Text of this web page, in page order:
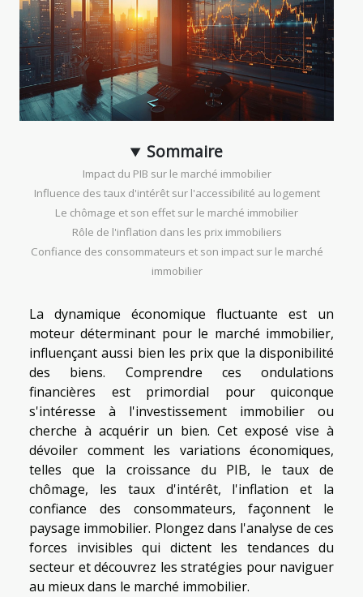
Sommaire
Impact du PIB sur le marché immobilier
Influence des taux d'intérêt sur l'accessibilité au logement
Le chômage et son effet sur le marché immobilier
Rôle de l'inflation dans les prix immobiliers
Confiance des consommateurs et son impact sur le marché
immobilier
La dynamique économique fluctuante est un
moteur déterminant pour le marché immobilier,
influençant aussi bien les prix que la disponibilité
des biens. Comprendre ces ondulations
financières est primordial pour quiconque
s'intéresse à l'investissement immobilier ou
cherche à acquérir un bien. Cet exposé vise à
dévoiler comment les variations économiques,
telles que la croissance du PIB, le taux de
chômage, les taux d'intérêt, l'inflation et la
confiance des consommateurs, façonnent le
paysage immobilier. Plongez dans l'analyse de ces
forces invisibles qui dictent les tendances du
secteur et découvrez les stratégies pour naviguer
au mieux dans le marché immobilier.